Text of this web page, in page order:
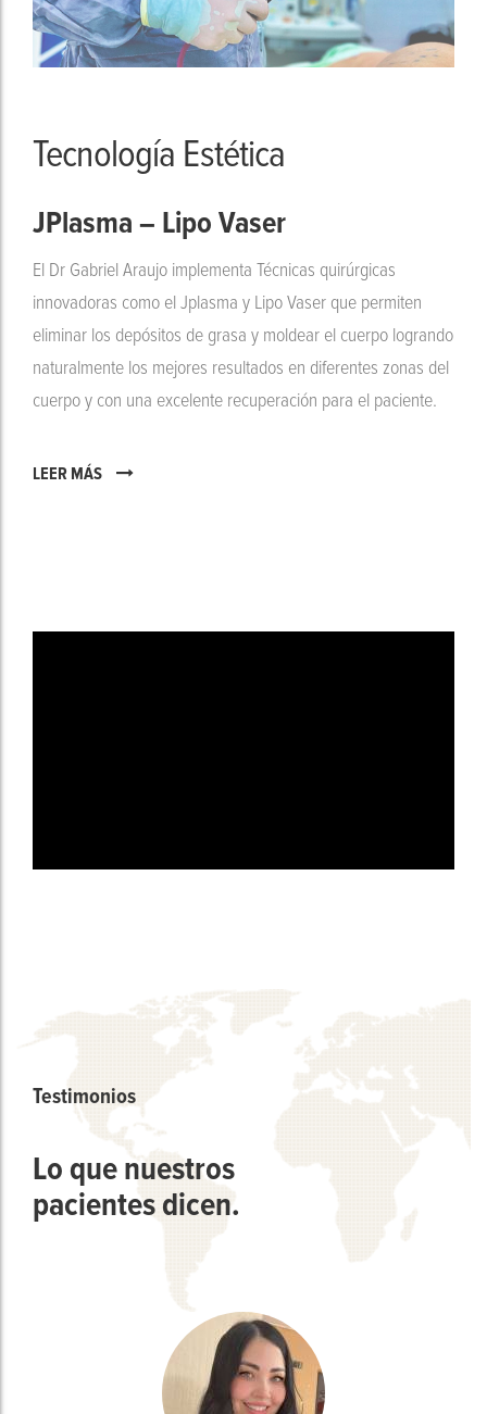
Tecnología Estética
JPlasma – Lipo Vaser
El Dr Gabriel Araujo implementa Técnicas quirúrgicas
innovadoras como el Jplasma y Lipo Vaser que permiten
eliminar los depósitos de grasa y moldear el cuerpo logrando
naturalmente los mejores resultados en diferentes zonas del
cuerpo y con una excelente recuperación para el paciente.
LEER MÁS
Testimonios
Lo que nuestros
pacientes dicen.